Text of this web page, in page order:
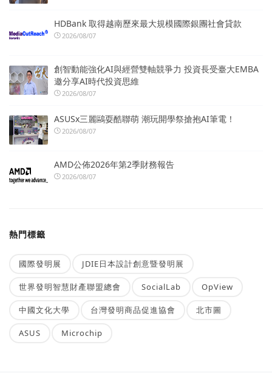
HDBank 取得越南歷來最大規模國際銀團社會貸款
2026/08/07
創智動能強化AI與經營雙軸競爭力 投資長受臺大EMBA
邀分享AI時代投資思維
2026/08/07
ASUSx三麗鷗耍酷聯萌 潮玩開學祭搶抱AI筆電！
2026/08/07
AMD公佈2026年第2季財務報告
2026/08/07
熱門標籤
國際發明展 JDIE日本設計創意暨發明展
世界發明智慧財產聯盟總會 SocialLab OpView
中國文化大學 台灣發明商品促進協會 北市圖
ASUS Microchip